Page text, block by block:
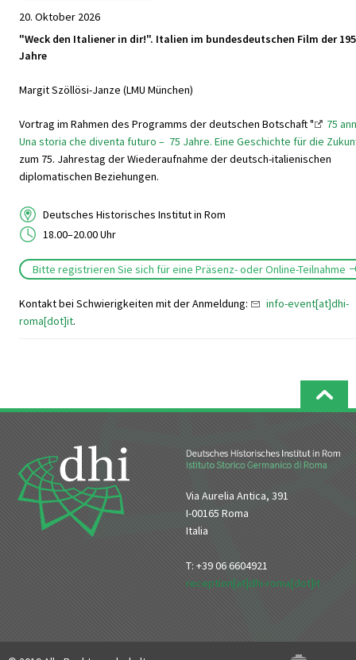
20. Oktober 2026
"Weck den Italiener in dir!". Italien im bundesdeutschen Film der
Jahre
Margit Szöllösi-Janze (LMU München)
Vortrag im Rahmen des Programms der deutschen Botschaft "
75
Una storia che diventa futuro – 75 Jahre. Eine Geschichte für die
zum 75. Jahrestag der Wiederaufnahme der deutsch-italienischen
diplomatischen Beziehungen.
Deutsches Historisches Institut in Rom
18.00–20.00 Uhr
Bitte registrieren Sie sich für eine Präsenz- oder Online-Teilnahme
Kontakt bei Schwierigkeiten mit der Anmeldung:
info-event[at]dhi-
roma[dot]it.
Via Aurelia Antica, 391
I-00165 Roma
Italia
T: +39 06 6604921
reception[at]dhi-roma[dot]it